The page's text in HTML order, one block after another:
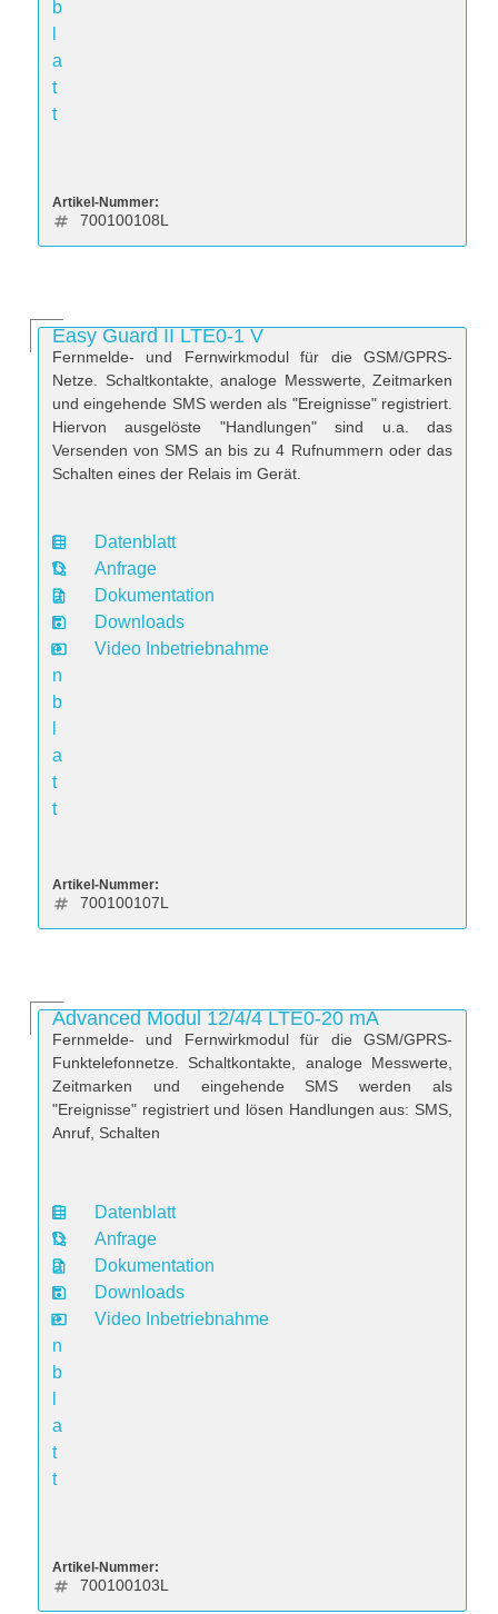
b
a
t
t
Artikel-Nummer:
700100108L
Easy Guard II LTE0-1 V
Fernmelde- und Fernwirkmodul für die GSM/GPRS-
Netze. Schaltkontakte, analoge Messwerte, Zeitmarken
und eingehende SMS werden als "Ereignisse" registriert.
Hiervon ausgelöste "Handlungen" sind u.a. das
Versenden von SMS an bis zu 4 Rufnummern oder das
Schalten eines der Relais im Gerät.
D
a
t
e
n
b
a
t
t
Datenblatt
Anfrage
Dokumentation
Downloads
Video Inbetriebnahme
Artikel-Nummer:
700100107L
Advanced Modul 12/4/4 LTE0-20 mA
Fernmelde- und Fernwirkmodul für die GSM/GPRS-
Funktelefonnetze. Schaltkontakte, analoge Messwerte,
Zeitmarken und eingehende SMS werden als
"Ereignisse" registriert und lösen Handlungen aus: SMS,
Anruf, Schalten
D
a
t
e
n
b
a
t
t
Datenblatt
Anfrage
Dokumentation
Downloads
Video Inbetriebnahme
Artikel-Nummer:
700100103L